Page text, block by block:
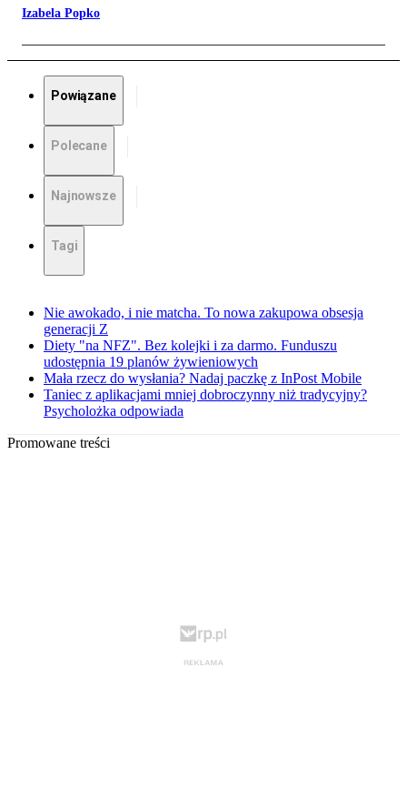
Izabela Popko
Powiązane
Polecane
Najnowsze
Tagi
Nie awokado, i nie matcha. To nowa zakupowa obsesja
generacji Z
Diety "na NFZ". Bez kolejki i za darmo. Funduszu
udostępnia 19 planów żywieniowych
Mała rzecz do wysłania? Nadaj paczkę z InPost Mobile
Taniec z aplikacjami mniej dobroczynny niż tradycyjny?
Psycholożka odpowiada
Promowane treści